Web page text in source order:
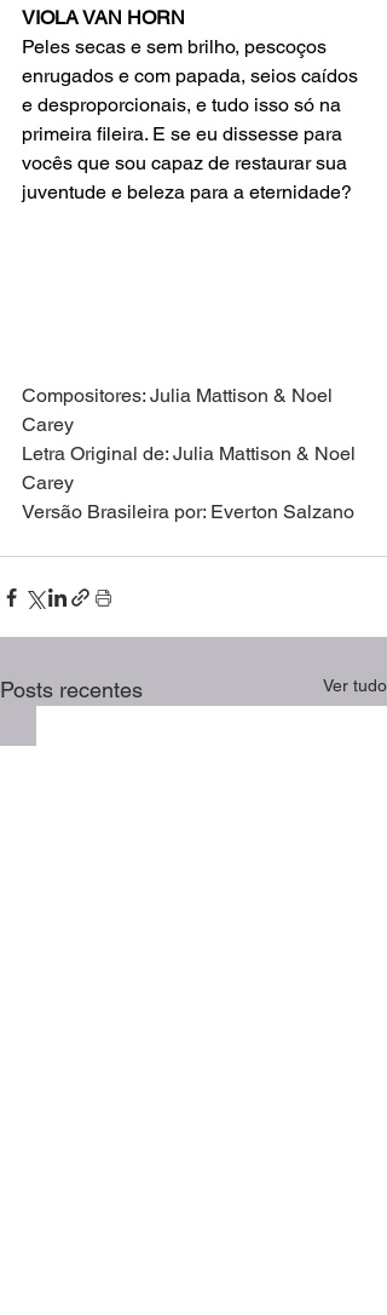
VIOLA VAN HORN
Peles secas e sem brilho, pescoços
enrugados e com papada, seios caídos
e desproporcionais, e tudo isso só na
primeira fileira. E se eu dissesse para
vocês que sou capaz de restaurar sua
juventude e beleza para a eternidade?
Compositores: Julia Mattison & Noel
Carey
Letra Original de: Julia Mattison & Noel
Carey
Versão Brasileira por: Everton Salzano
Posts recentes Ver tudo